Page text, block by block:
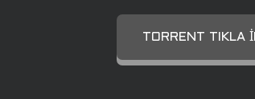
TORRENT TIKLA